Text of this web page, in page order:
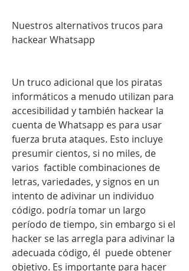
Nuestros alternativos trucos para
hackear Whatsapp
Un truco adicional que los piratas
informáticos a menudo utilizan para
accesibilidad y también hackear la
cuenta de Whatsapp es para usar
fuerza bruta ataques. Esto incluye
presumir cientos, si no miles, de
varios  factible combinaciones de
letras, variedades, y signos en un
intento de adivinar un individuo
código. podría tomar un largo
período de tiempo, sin embargo si el
hacker se las arregla para adivinar la
adecuada código, él  puede obtener
objetivo. Es importante para hacer